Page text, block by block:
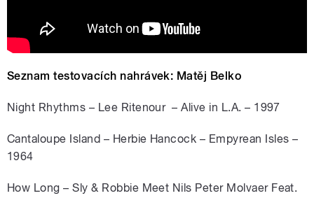
Seznam testovacích nahrávek: Matěj Belko
Night Rhythms – Lee Ritenour – Alive in L.A. – 1997
Cantaloupe Island – Herbie Hancock – Empyrean Isles –
1964
How Long – Sly & Robbie Meet Nils Peter Molvaer Feat.